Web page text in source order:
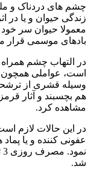
چشم های دردناک و
زندگی حیوان و یا در
معمولا حیوان سر خود
بادهای موسمی قرار
در التهاب چشم همراه
است، عواملی همچون
وسیله قشری از
هم بچسبند و آثار
مشاهده کرد.
در این حالات لازم
عفونی کننده و یا
شد.